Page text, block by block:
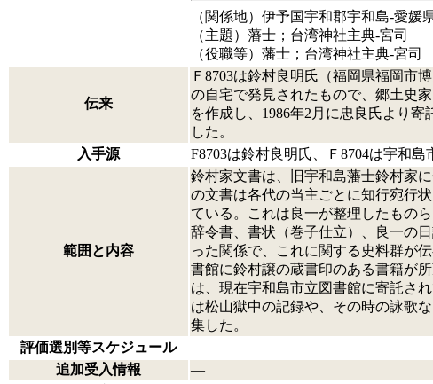
（関係地）伊予国宇和郡宇和島‐愛媛
（主題）藩士；台湾神社主典‐宮司
（役職等）藩士；台湾神社主典‐宮司
伝来
Ｆ8703は鈴村良明氏（福岡県福岡市
の自宅で発見されたもので、郷土史
を作成し、1986年2月に忠良氏より
した。
入手源
F8703は鈴村良明氏、Ｆ8704は宇和
範囲と内容
鈴村家文書は、旧宇和島藩士鈴村家
の文書は各代の当主ごとに知行宛行
ている。これは良一が整理したもの
辞令書、書状（巻子仕立）、良一の
った関係で、これに関する史料群が
書館に鈴村譲の蔵書印のある書籍が
は、現在宇和島市立図書館に寄託さ
は松山獄中の記録や、その時の詠歌
集した。
評価選別等スケジュール
―
追加受入情報
―